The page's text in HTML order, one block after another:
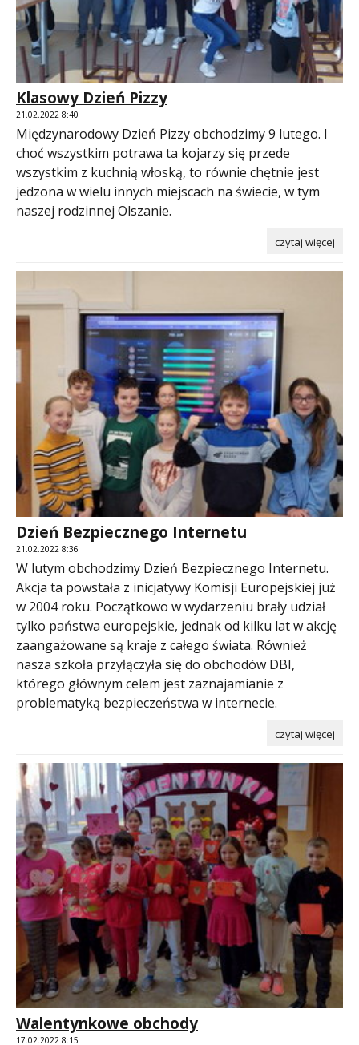
Klasowy Dzień Pizzy
21.02.2022 8:40
Międzynarodowy Dzień Pizzy obchodzimy 9 lutego. I
choć wszystkim potrawa ta kojarzy się przede
wszystkim z kuchnią włoską, to równie chętnie jest
jedzona w wielu innych miejscach na świecie, w tym
naszej rodzinnej Olszanie.
czytaj więcej
Dzień Bezpiecznego Internetu
21.02.2022 8:36
W lutym obchodzimy Dzień Bezpiecznego Internetu.
Akcja ta powstała z inicjatywy Komisji Europejskiej już
w 2004 roku. Początkowo w wydarzeniu brały udział
tylko państwa europejskie, jednak od kilku lat w akcję
zaangażowane są kraje z całego świata. Również
nasza szkoła przyłączyła się do obchodów DBI,
którego głównym celem jest zaznajamianie z
problematyką bezpieczeństwa w internecie.
czytaj więcej
Walentynkowe obchody
17.02.2022 8:15